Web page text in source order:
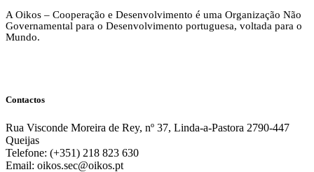
A Oikos – Cooperação e Desenvolvimento é uma Organização Não
Governamental para o Desenvolvimento portuguesa, voltada para o
Mundo.
Contactos
Rua Visconde Moreira de Rey, nº 37, Linda-a-Pastora 2790-447
Queijas
Telefone: (+351) 218 823 630
Email: oikos.sec@oikos.pt